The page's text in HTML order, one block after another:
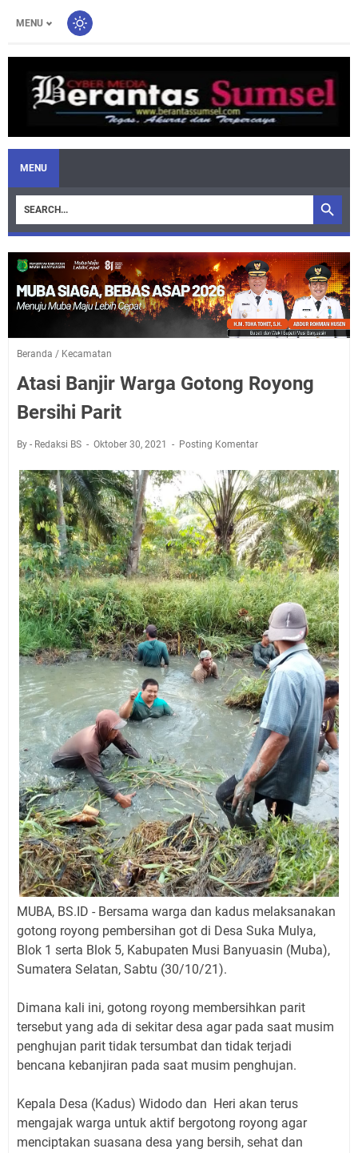
MENU
MENU
Beranda / Kecamatan
Atasi Banjir Warga Gotong Royong
Bersihi Parit
By - Redaksi BS Oktober 30, 2021 Posting Komentar
MUBA, BS.ID - Bersama warga dan kadus melaksanakan
gotong royong pembersihan got di Desa Suka Mulya,
Blok 1 serta Blok 5, Kabupaten Musi Banyuasin (Muba),
Sumatera Selatan, Sabtu (30/10/21).
Dimana kali ini, gotong royong membersihkan parit
tersebut yang ada di sekitar desa agar pada saat musim
penghujan parit tidak tersumbat dan tidak terjadi
bencana kebanjiran pada saat musim penghujan.
Kepala Desa (Kadus) Widodo dan Heri akan terus
mengajak warga untuk aktif bergotong royong agar
menciptakan suasana desa yang bersih, sehat dan